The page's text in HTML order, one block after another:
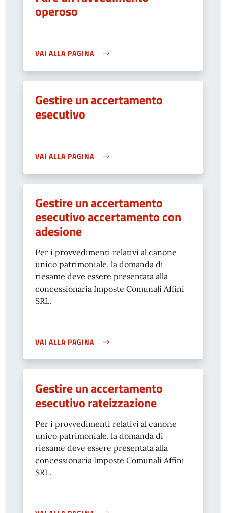
operoso
VAI ALLA PAGINA
Gestire un accertamento
esecutivo
VAI ALLA PAGINA
Gestire un accertamento
esecutivo accertamento con
adesione
Per i provvedimenti relativi al canone
unico patrimoniale, la domanda di
riesame deve essere presentata alla
concessionaria Imposte Comunali Affini
SRL.
VAI ALLA PAGINA
Gestire un accertamento
esecutivo rateizzazione
Per i provvedimenti relativi al canone
unico patrimoniale, la domanda di
riesame deve essere presentata alla
concessionaria Imposte Comunali Affini
SRL.